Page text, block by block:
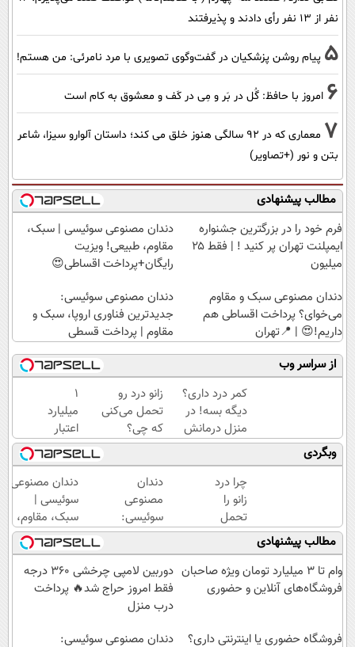
نفر از 13 نفر رأی دادند و پذیرفتند
5 پیام روشن پزشکیان در گفت‌و‌گوی تصویری با مرد نامرئی: من هستم!
6 امروز با حافظ: گُل در بَر و مِی در کَف و معشوق به کام است
7
معماری که در 92 سالگی هنوز خلق می کند؛ داستان آلوارو سیزا، شاعر
بتن و نور (+تصاویر)
مطالب پیشنهادی
فرم خود را در بزرگترین جشنواره
ایمپلنت تهران پر کنید ! | فقط ۲۵
میلیون
دندان مصنوعی سوئیسی | سبک،
مقاوم، طبیعی! ویزیت
رایگان+پرداخت اقساطی😍
دندان مصنوعی سبک و مقاوم
می‌خوای؟ پرداخت اقساطی هم
داریم!😍 | 📍تهران
دندان مصنوعی سوئیسی:
جدیدترین فناوری اروپا، سبک و
مقاوم | پرداخت قسطی
از سراسر وب
کمر درد داری؟
دیگه بسه! در
منزل درمانش
کن
(◀پرسش‌نامه)
زانو درد رو
تحمل می‌کنی
که چی؟
راه‌حلش
همین‌جاست!
۱
میلیارد
اعتبار
خرید
طلا |
بدون
ضامن
و چک
وبگردی
چرا درد
زانو را
تحمل
می‌کنی؟
خیلی
ساده
درمنزل
دندان
مصنوعی
سوئیسی:
جدیدترین
فناوری
اروپا،
سبک و
مقاوم |
قسطی
دندان مصنوعی
سوئیسی |
سبک، مقاوم،
طبیعی! ویزیت
رایگان+پرداخت
اقساطی😍
مطالب پیشنهادی
وام تا ۳ میلیارد تومان ویژه صاحبان
فروشگاه‌های آنلاین و حضوری
دوربین لامپی چرخشی 360 درجه
فقط امروز حراج شد🔥 پرداخت
درب منزل
فروشگاه حضوری یا اینترنتی داری؟
دندان مصنوعی سوئیسی: